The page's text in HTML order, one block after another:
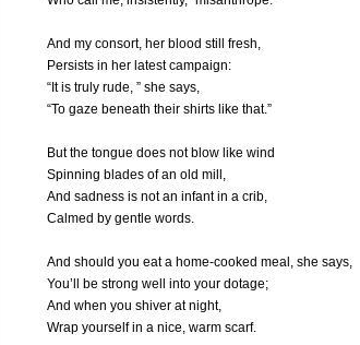
And my consort, her blood still fresh,
Persists in her latest campaign:
“It is truly rude, ” she says,
“To gaze beneath their shirts like that.”
But the tongue does not blow like wind
Spinning blades of an old mill,
And sadness is not an infant in a crib,
Calmed by gentle words.
And should you eat a home-cooked meal, she says,
You’ll be strong well into your dotage;
And when you shiver at night,
Wrap yourself in a nice, warm scarf.